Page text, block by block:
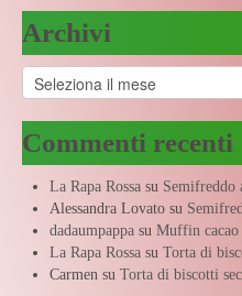
Archivi
Archivi
Commenti recenti
La Rapa Rossa su Semifreddo
Alessandra Lovato su
dadaumpappa su Muffin cacao
La Rapa Rossa su Torta di
Carmen su Torta di biscotti